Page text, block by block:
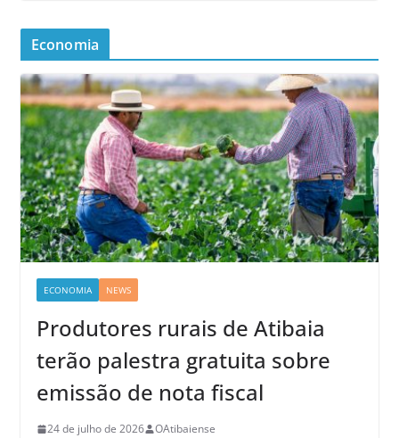
Economia
ECONOMIA NEWS
Produtores rurais de Atibaia
terão palestra gratuita sobre
emissão de nota fiscal
24 de julho de 2026 OAtibaiense